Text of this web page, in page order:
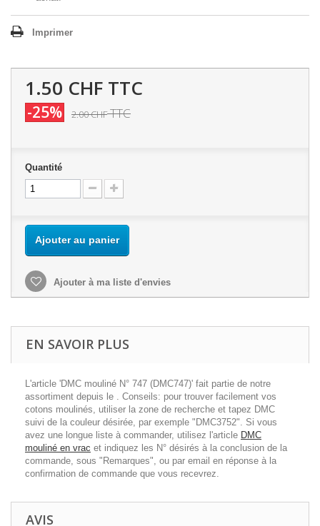
Imprimer
1.50 CHF TTC
-25% 2.00 CHFTTC
Quantité
Ajouter au panier
Ajouter à ma liste d'envies
EN SAVOIR PLUS
L'article 'DMC mouliné N° 747 (DMC747)' fait partie de notre
assortiment depuis le . Conseils: pour trouver facilement vos
cotons moulinés, utiliser la zone de recherche et tapez DMC
suivi de la couleur désirée, par exemple "DMC3752". Si vous
avez une longue liste à commander, utilisez l'article DMC
mouliné en vrac et indiquez les N° désirés à la conclusion de la
commande, sous "Remarques", ou par email en réponse à la
confirmation de commande que vous recevrez.
AVIS